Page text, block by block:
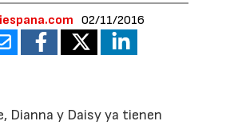
02/11/2016
Dianna y Daisy ya tienen